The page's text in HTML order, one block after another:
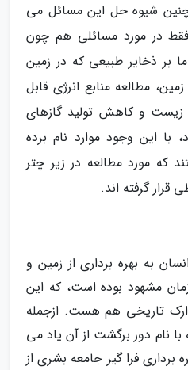
شیوه حل این مسائل می
فقط در مورد مسائلی هم چون
بر ذخایر طبیعی که در زمین
مطالعه منابع انرژی قابل
زیست و کاهش تولید گازهای
این وجود موارد نام برده
که مورد مطالعه در زیر چتر
گرفته اند.
به بهره برداری از زمین و
مشهود بوده است، که این
تاریخی هم هست. ازجمله
با نام دور برگشت از آن یاد می
برداری فرا گیر جامعه بشری از